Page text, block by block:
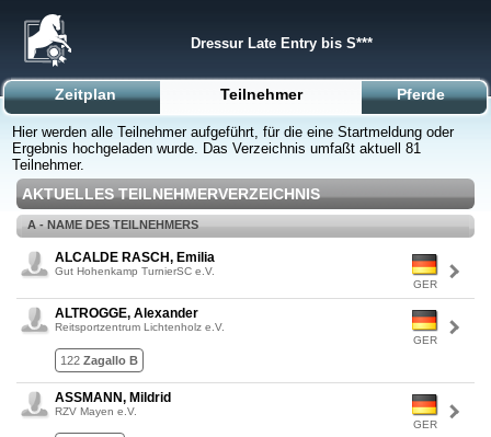
Dressur Late Entry bis S***
Zeitplan Teilnehmer Pferde
Hier werden alle Teilnehmer aufgeführt, für die eine Startmeldung oder
Ergebnis hochgeladen wurde. Das Verzeichnis umfaßt aktuell 81
Teilnehmer.
AKTUELLES TEILNEHMERVERZEICHNIS
A - NAME DES TEILNEHMERS
GER
ALCALDE RASCH, Emilia
Gut Hohenkamp TurnierSC e.V.
GER
ALTROGGE, Alexander
Reitsportzentrum Lichtenholz e.V.
122 Zagallo B
GER
ASSMANN, Mildrid
RZV Mayen e.V.